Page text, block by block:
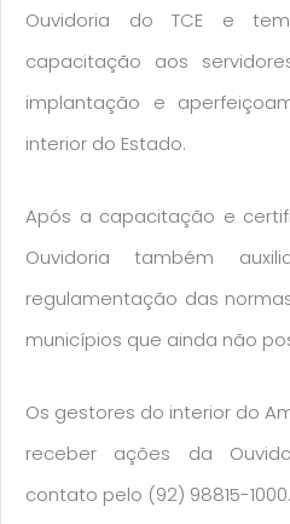
Ouvidoria do TCE e
capacitação aos
implantação e
interior do Estado.
Após a capacitação e
Ouvidoria também
regulamentação das
municípios que ainda não
Os gestores do interior do
receber ações da
contato pelo (92) 98815-1000.